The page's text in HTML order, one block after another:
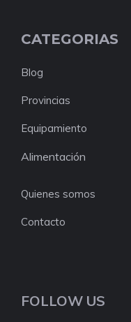
CATEGORIAS
Blog
Provincias
Equipamiento
Alimentación
Quienes somos
Contacto
FOLLOW US